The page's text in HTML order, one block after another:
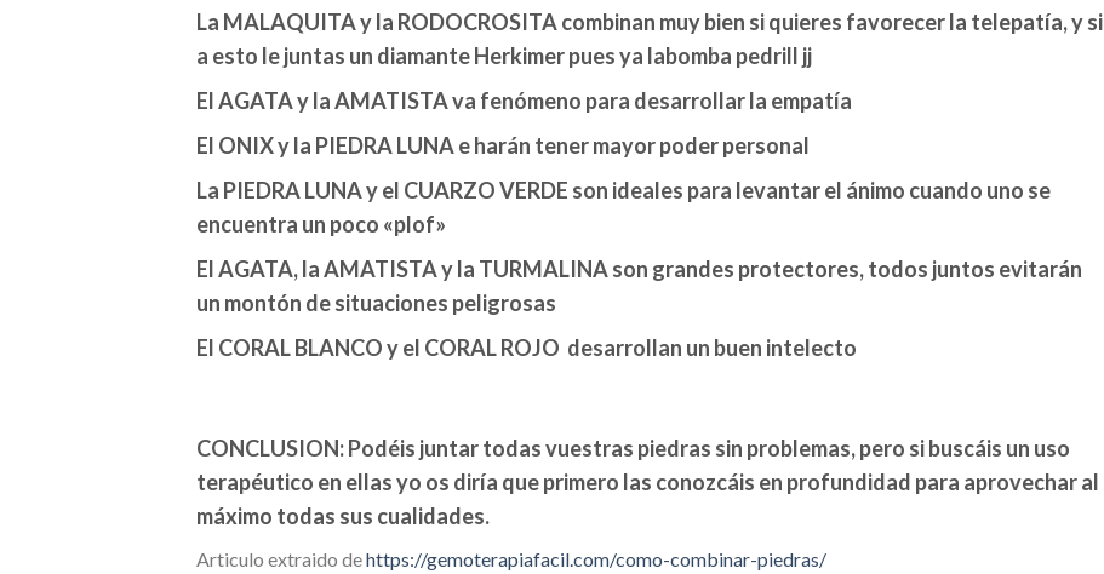
La MALAQUITA y la RODOCROSITA combinan muy bien si quieres favorecer la telepatía, y si
a esto le juntas un diamante Herkimer pues ya labomba pedrill jj
El AGATA y la AMATISTA va fenómeno para desarrollar la empatía
El ONIX y la PIEDRA LUNA e harán tener mayor poder personal
La PIEDRA LUNA y el CUARZO VERDE son ideales para levantar el ánimo cuando uno se
encuentra un poco «plof»
El AGATA, la AMATISTA y la TURMALINA son grandes protectores, todos juntos evitarán
un montón de situaciones peligrosas
El CORAL BLANCO y el CORAL ROJO desarrollan un buen intelecto
CONCLUSION: Podéis juntar todas vuestras piedras sin problemas, pero si buscáis un uso
terapéutico en ellas yo os diría que primero las conozcáis en profundidad para aprovechar al
máximo todas sus cualidades.
Articulo extraido dehttps://gemoterapiafacil.com/como-combinar-piedras/